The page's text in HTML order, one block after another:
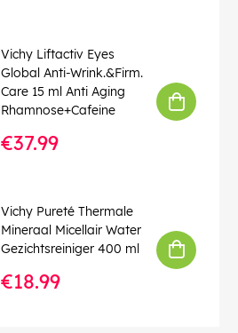
Vichy Liftactiv Eyes
Global Anti-Wrink.&Firm.
Care 15 ml Anti Aging
Rhamnose+Cafeine
€37.99
Vichy Pureté Thermale
Mineraal Micellair Water
Gezichtsreiniger 400 ml
€18.99